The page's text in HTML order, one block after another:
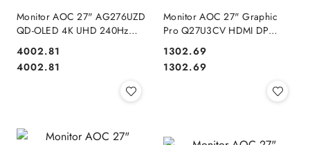
Monitor AOC 27" AG276UZD
QD-OLED 4K UHD 240Hz
Cena:
4002.81
Cena:
4002.81
Monitor AOC 27" Graphic
Pro Q27U3CV HDMI DP
Cena:
1302.69
Cena:
1302.69